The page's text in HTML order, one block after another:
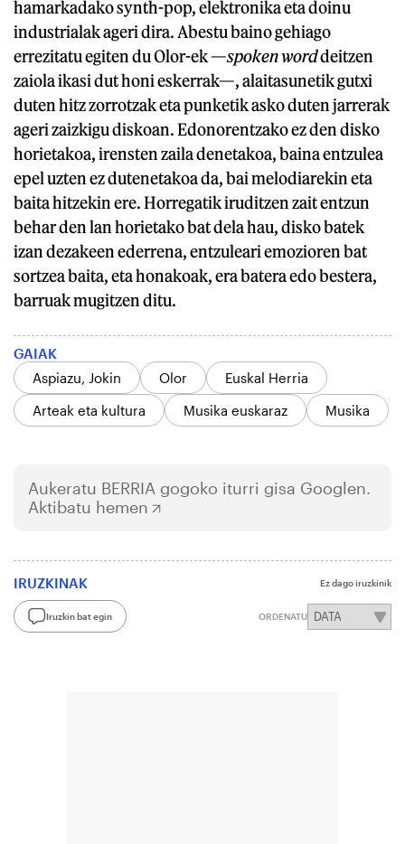
hamarkadako synth-pop, elektronika eta doinu
industrialak ageri dira. Abestu baino gehiago
errezitatu egiten du Olor-ek —spoken worddeitzen
zaiola ikasi dut honi eskerrak—, alaitasunetik gutxi
duten hitz zorrotzak eta punketik asko duten jarrerak
ageri zaizkigu diskoan. Edonorentzako ez den disko
horietakoa, irensten zaila denetakoa, baina entzulea
epel uzten ez dutenetakoa da, bai melodiarekin eta
baita hitzekin ere. Horregatik iruditzen zait entzun
behar den lan horietako bat dela hau, disko batek
izan dezakeen ederrena, entzuleari emozioren bat
sortzea baita, eta honakoak, era batera edo bestera,
barruak mugitzen ditu.
GAIAK
Aspiazu, Jokin
Olor
Euskal Herria
Arteak eta kultura
Musika euskaraz Musika
Aukeratu BERRIA gogoko iturri gisa Googlen.
Aktibatu hemen
IRUZKINAK Ez dago iruzkinik
Iruzkin bat egin ORDENATU